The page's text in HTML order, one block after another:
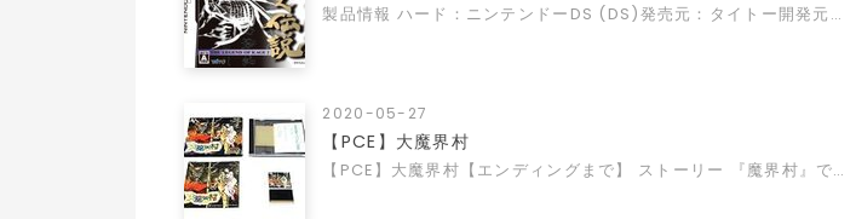
製品情報 ハード：ニンテンドーDS (DS)発売元：タイトー開発元…
2020-05-27
【PCE】大魔界村
【PCE】大魔界村【エンディングまで】 ストーリー 『魔界村』で…